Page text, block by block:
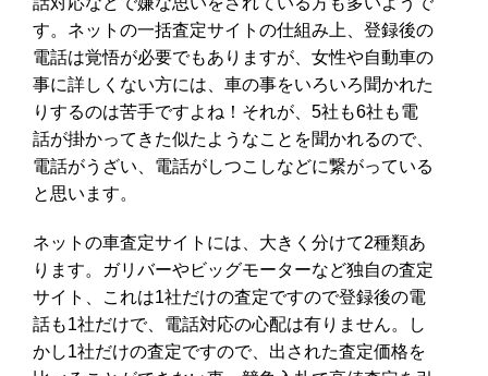
す。ネットの一括査定サイトの仕組み上、登録後の
電話は覚悟が必要でもありますが、女性や自動車の
事に詳しくない方には、車の事をいろいろ聞かれた
りするのは苦手ですよね！それが、5社も6社も電
話が掛かってきた似たようなことを聞かれるので、
電話がうざい、電話がしつこしなどに繋がっている
と思います。
ネットの車査定サイトには、大きく分けて2種類あ
ります。ガリバーやビッグモーターなど独自の査定
サイト、これは1社だけの査定ですので登録後の電
話も1社だけで、電話対応の心配は有りません。し
かし1社だけの査定ですので、出された査定価格を